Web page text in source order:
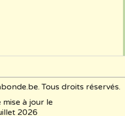
Tous droits réservés.
mise à jour le
2026